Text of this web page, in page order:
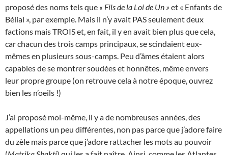
proposé des noms tels que « Fils de la Loi de Un » et « Enfants de
Bélial », par exemple. Mais il n’y avait PAS seulement deux
factions mais TROIS et, en fait, il y en avait bien plus que cela,
car chacun des trois camps principaux, se scindaient eux-
mêmes en plusieurs sous-camps. Peu d’âmes étaient alors
capables de se montrer soudées et honnêtes, même envers
leur propre groupe (on retrouve cela à notre époque, ouvrez
bien les n’oeils !)
J’ai proposé moi-même, il y a de nombreuses années, des
appellations un peu différentes, non pas parce que j’adore faire
du zèle mais parce que j’adore rattacher les mots au pouvoir